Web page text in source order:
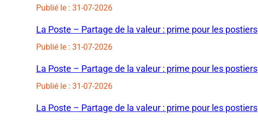
Publié le : 31-07-2026
La Poste – Partage de la valeur : prime pour les postiers
Publié le : 31-07-2026
La Poste – Partage de la valeur : prime pour les postiers
Publié le : 31-07-2026
La Poste – Partage de la valeur : prime pour les postiers